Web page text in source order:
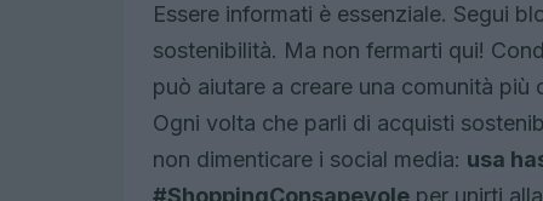
Essere informati è essenziale. Segui
sostenibilità. Ma non fermarti qui!
può aiutare a creare una comunità
Ogni volta che parli di acquisti
non dimenticare i social media: usa